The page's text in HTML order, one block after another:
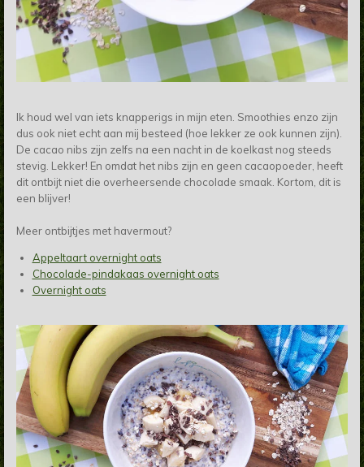
Ik houd wel van iets knapperigs in mijn eten. Smoothies enzo zijn
dus ook niet echt aan mij besteed (hoe lekker ze ook kunnen zijn).
De cacao nibs zijn zelfs na een nacht in de koelkast nog steeds
stevig. Lekker! En omdat het nibs zijn en geen cacaopoeder, heeft
dit ontbijt niet die overheersende chocolade smaak. Kortom, dit is
een blijver!
Meer ontbijtjes met havermout?
Appeltaart overnight oats
Chocolade-pindakaas overnight oats
Overnight oats